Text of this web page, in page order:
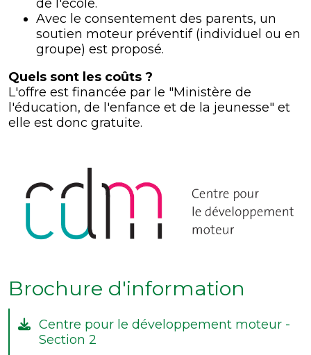
de l'école.
Avec le consentement des parents, un
soutien moteur préventif (individuel ou en
groupe) est proposé.
Quels sont les coûts ?
L'offre est financée par le "Ministère de
l'éducation, de l'enfance et de la jeunesse" et
elle est donc gratuite.
Brochure d'information
Centre pour le développement moteur -
Section 2